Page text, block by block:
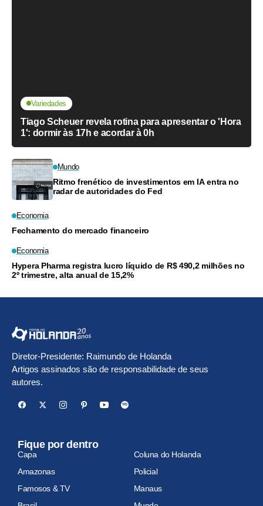
Variedades
Tiago Scheuer revela rotina para apresentar o 'Hora
1': dormir às 17h e acordar à 0h
Mundo
Ritmo frenético de investimentos em IA entra no
radar de autoridades do Fed
Economia
Fechamento do mercado financeiro
Economia
Hypera Pharma registra lucro líquido de R$ 490,2 milhões no
2º trimestre, alta anual de 15,2%
Diretor-Presidente: Raimundo de Holanda
Artigos assinados são de responsabilidade de seus
autores.
Fique por dentro
Capa
Coluna do Holanda
Amazonas
Policial
Famosos & TV
Manaus